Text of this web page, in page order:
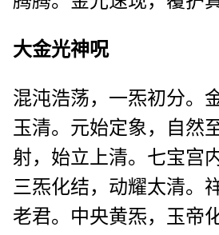
大金光神呪
混沌浩荡，一炁初分。
玉清。元始定象，自然
射，始立上清。七宝宫
三炁化结，动耀太清。
老君。中央黄炁，玉帝